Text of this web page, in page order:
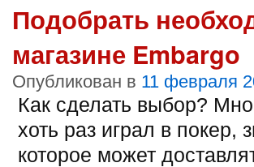
Подобрать
магазине Embargo
Опубликован в 11 февраля
Как сделать выбор?
хоть раз играл в покер,
которое может